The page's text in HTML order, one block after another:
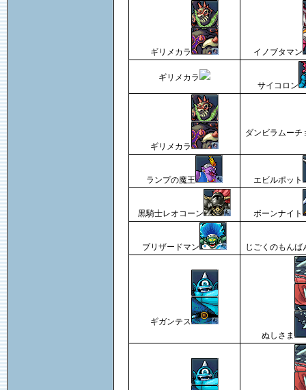
ギリメカラ イノブタマン
ギリメカラ
サイコロン
ギリメカラ
ダンビラムーチ
ランプの魔王 エビルポット
黒騎士レオコーン ボーンナイト
ブリザードマン じごくのもんば
ギガンテス
ぬしさま